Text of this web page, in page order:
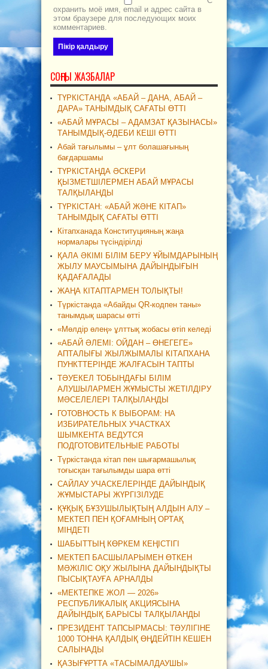
охранить моё имя, email и адрес сайта в
этом браузере для последующих моих
комментариев.
СОҢҒЫ ЖАЗБАЛАР
ТҮРКІСТАНДА «АБАЙ – ДАНА, АБАЙ –
ДАРА» ТАНЫМДЫҚ САҒАТЫ ӨТТІ
«АБАЙ МҰРАСЫ – АДАМЗАТ ҚАЗЫНАСЫ»
ТАНЫМДЫҚ-ӘДЕБИ КЕШІ ӨТТІ
Абай тағылымы – ұлт болашағының
бағдаршамы
ТҮРКІСТАНДА ӘСКЕРИ
ҚЫЗМЕТШІЛЕРМЕН АБАЙ МҰРАСЫ
ТАЛҚЫЛАНДЫ
ТҮРКІСТАН: «АБАЙ ЖӘНЕ КІТАП»
ТАНЫМДЫҚ САҒАТЫ ӨТТІ
Кітапханада Конституцияның жаңа
нормалары түсіндірілді
ҚАЛА ӘКІМІ БІЛІМ БЕРУ ҰЙЫМДАРЫНЫҢ
ЖЫЛУ МАУСЫМЫНА ДАЙЫНДЫҒЫН
ҚАДАҒАЛАДЫ
ЖАҢА КІТАПТАРМЕН ТОЛЫҚТЫ!
Түркістанда «Абайды QR-кодпен таны»
танымдық шарасы өтті
«Мөлдір өлең» ұлттық жобасы өтіп келеді
«АБАЙ ӘЛЕМІ: ОЙДАН – ӨНЕГЕГЕ»
АПТАЛЫҒЫ ЖЫЛЖЫМАЛЫ КІТАПХАНА
ПУНКТТЕРІНДЕ ЖАЛҒАСЫН ТАПТЫ
ТӘУЕКЕЛ ТОБЫНДАҒЫ БІЛІМ
АЛУШЫЛАРМЕН ЖҰМЫСТЫ ЖЕТІЛДІРУ
МӘСЕЛЕЛЕРІ ТАЛҚЫЛАНДЫ
ГОТОВНОСТЬ К ВЫБОРАМ: НА
ИЗБИРАТЕЛЬНЫХ УЧАСТКАХ
ШЫМКЕНТА ВЕДУТСЯ
ПОДГОТОВИТЕЛЬНЫЕ РАБОТЫ
Түркістанда кітап пен шығармашылық
тоғысқан тағылымды шара өтті
САЙЛАУ УЧАСКЕЛЕРІНДЕ ДАЙЫНДЫҚ
ЖҰМЫСТАРЫ ЖҮРГІЗІЛУДЕ
ҚҰҚЫҚ БҰЗУШЫЛЫҚТЫҢ АЛДЫН АЛУ –
МЕКТЕП ПЕН ҚОҒАМНЫҢ ОРТАҚ
МІНДЕТІ
ШАБЫТТЫҢ КӨРКЕМ КЕҢІСТІГІ
МЕКТЕП БАСШЫЛАРЫМЕН ӨТКЕН
МӘЖІЛІС ОҚУ ЖЫЛЫНА ДАЙЫНДЫҚТЫ
ПЫСЫҚТАУҒА АРНАЛДЫ
«МЕКТЕПКЕ ЖОЛ — 2026»
РЕСПУБЛИКАЛЫҚ АКЦИЯСЫНА
ДАЙЫНДЫҚ БАРЫСЫ ТАЛҚЫЛАНДЫ
ПРЕЗИДЕНТ ТАПСЫРМАСЫ: ТӘУЛІГІНЕ
1000 ТОННА ҚАЛДЫҚ ӨҢДЕЙТІН КЕШЕН
САЛЫНАДЫ
ҚАЗЫҒҰРТТА «ТАСЫМАЛДАУШЫ»